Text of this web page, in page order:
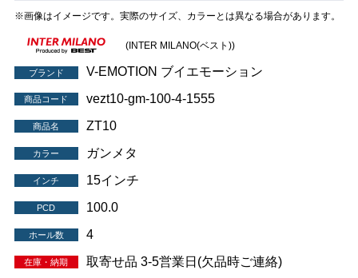
※画像はイメージです。実際のサイズ、カラーとは異なる場合があります。
(INTER MILANO(ベスト))
ブランド V-EMOTION ブイエモーション
商品コード vezt10-gm-100-4-1555
商品名 ZT10
カラー ガンメタ
インチ 15インチ
PCD 100.0
ホール数 4
在庫・納期 取寄せ品 3-5営業日(欠品時ご連絡)